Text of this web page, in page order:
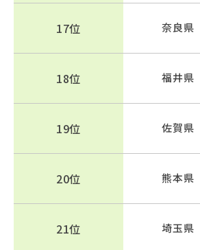
17位 奈良県
18位 福井県
19位 佐賀県
20位 熊本県
21位 埼玉県